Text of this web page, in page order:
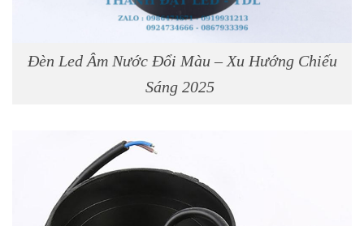
Đèn Led Âm Nước Đổi Màu – Xu Hướng Chiếu
Sáng 2025